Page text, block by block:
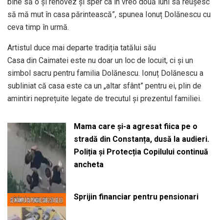
să mă mut în casa părintească”, spunea Ionuț Dolănescu cu
ceva timp în urmă.
Artistul duce mai departe tradiția tatălui său
Casa din Caimatei este nu doar un loc de locuit, ci și un
simbol sacru pentru familia Dolănescu. Ionuț Dolănescu a
subliniat că casa este ca un „altar sfânt” pentru ei, plin de
amintiri neprețuite legate de trecutul și prezentul familiei.
Mama care și-a agresat fiica pe o
stradă din Constanța, dusă la audieri.
Poliția și Protecția Copilului continuă
ancheta
Sprijin financiar pentru pensionari